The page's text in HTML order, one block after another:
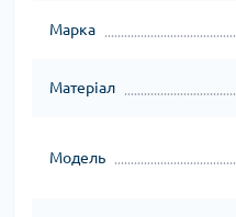
Марка
Матеріал
Модель